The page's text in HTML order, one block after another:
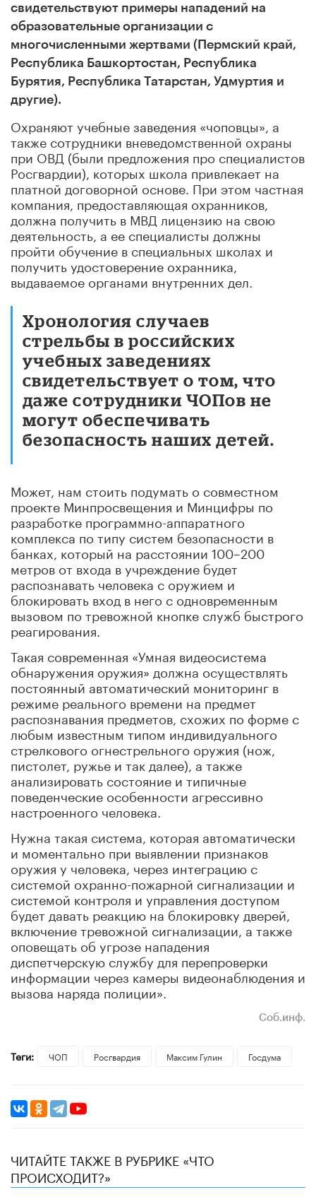
свидетельствуют примеры нападений на
образовательные организации с
многочисленными жертвами (Пермский край,
Республика Башкортостан, Республика
Бурятия, Республика Татарстан, Удмуртия и
другие).
Охраняют учебные заведения «чоповцы», а
также сотрудники вневедомственной охраны
при ОВД (были предложения про специалистов
Росгвардии), которых школа привлекает на
платной договорной основе. При этом частная
компания, предоставляющая охранников,
должна получить в МВД лицензию на свою
деятельность, а ее специалисты должны
пройти обучение в специальных школах и
получить удостоверение охранника,
выдаваемое органами внутренних дел.
Хронология случаев
стрельбы в российских
учебных заведениях
свидетельствует о том, что
даже сотрудники ЧОПов не
могут обеспечивать
безопасность наших детей.
Может, нам стоить подумать о совместном
проекте Минпросвещения и Минцифры по
разработке программно-аппаратного
комплекса по типу систем безопасности в
банках, который на расстоянии 100–200
метров от входа в учреждение будет
распознавать человека с оружием и
блокировать вход в него с одновременным
вызовом по тревожной кнопке служб быстрого
реагирования.
Такая современная «Умная видеосистема
обнаружения оружия» должна осуществлять
постоянный автоматический мониторинг в
режиме реального времени на предмет
распознавания предметов, схожих по форме с
любым известным типом индивидуального
стрелкового огнестрельного оружия (нож,
пистолет, ружье и так далее), а также
анализировать состояние и типичные
поведенческие особенности агрессивно
настроенного человека.
Нужна такая система, которая автоматически
и моментально при выявлении признаков
оружия у человека, через интеграцию с
системой охранно-пожарной сигнализации и
системой контроля и управления доступом
будет давать реакцию на блокировку дверей,
включение тревожной сигнализации, а также
оповещать об угрозе нападения
диспетчерскую службу для перепроверки
информации через камеры видеонаблюдения и
вызова наряда полиции».
Соб.инф.
Теги: ЧОП Росгвардия Максим Гулин Госдума
ЧИТАЙТЕ ТАКЖЕ В РУБРИКЕ «ЧТО
ПРОИСХОДИТ?»